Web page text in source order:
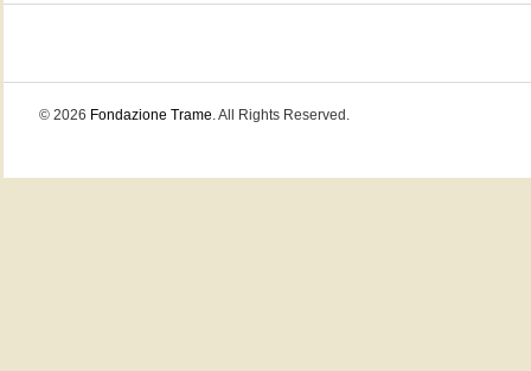
© 2026 Fondazione Trame. All Rights Reserved.